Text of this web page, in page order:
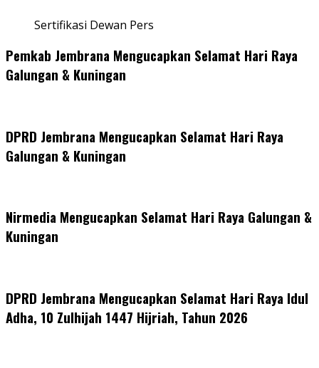
Sertifikasi Dewan Pers
Pemkab Jembrana Mengucapkan Selamat Hari Raya
Galungan & Kuningan
DPRD Jembrana Mengucapkan Selamat Hari Raya
Galungan & Kuningan
Nirmedia Mengucapkan Selamat Hari Raya Galungan &
Kuningan
DPRD Jembrana Mengucapkan Selamat Hari Raya Idul
Adha, 10 Zulhijah 1447 Hijriah, Tahun 2026